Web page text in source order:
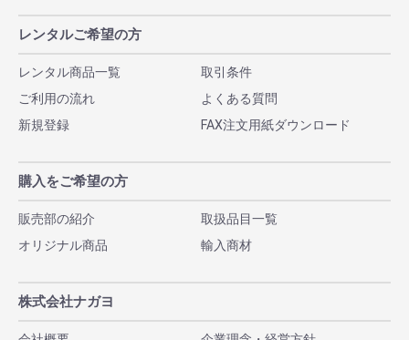
レンタルご希望の方
レンタル商品一覧
取引条件
ご利用の流れ
よくある質問
新規登録
FAX注文用紙ダウンロード
購入をご希望の方
販売部の紹介
取扱品目一覧
オリジナル商品
輸入商材
株式会社ナガヨ